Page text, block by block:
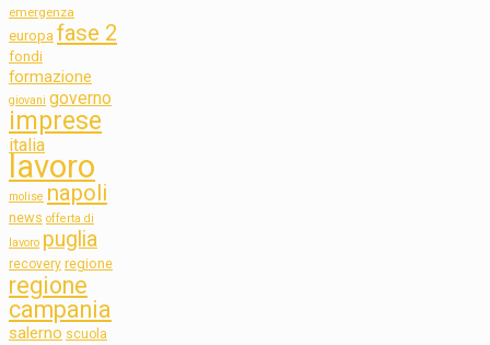
emergenza
europa fase 2
fondi
formazione
giovani governo
imprese
italia
lavoro
molise napoli
news offerta di
lavoro puglia
recovery regione
regione
campania
salerno scuola